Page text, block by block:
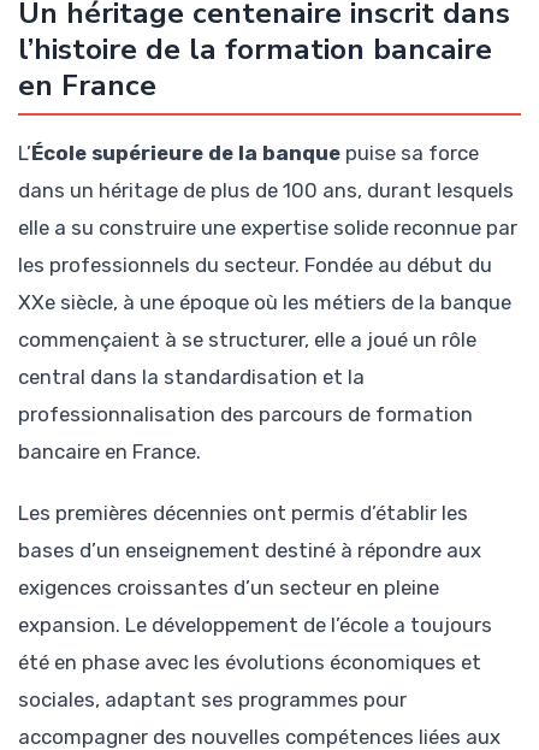
Un héritage centenaire inscrit dans
l’histoire de la formation bancaire
en France
L’École supérieure de la banque puise sa force
dans un héritage de plus de 100 ans, durant lesquels
elle a su construire une expertise solide reconnue par
les professionnels du secteur. Fondée au début du
XXe siècle, à une époque où les métiers de la banque
commençaient à se structurer, elle a joué un rôle
central dans la standardisation et la
professionnalisation des parcours de formation
bancaire en France.
Les premières décennies ont permis d’établir les
bases d’un enseignement destiné à répondre aux
exigences croissantes d’un secteur en pleine
expansion. Le développement de l’école a toujours
été en phase avec les évolutions économiques et
sociales, adaptant ses programmes pour
accompagner des nouvelles compétences liées aux